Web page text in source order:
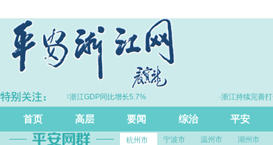
·上半年浙江GDP同比增长5.7% ·浙江持续完善打击
首页 高层 要闻 综治 平安
杭州市 宁波市 温州市 湖州市